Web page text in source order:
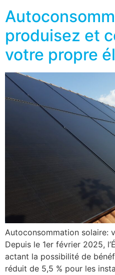
produisez et
votre propre
Autoconsommation solaire:
Depuis le 1er février 2025,
actant la possibilité de
réduit de 5,5 % pour les